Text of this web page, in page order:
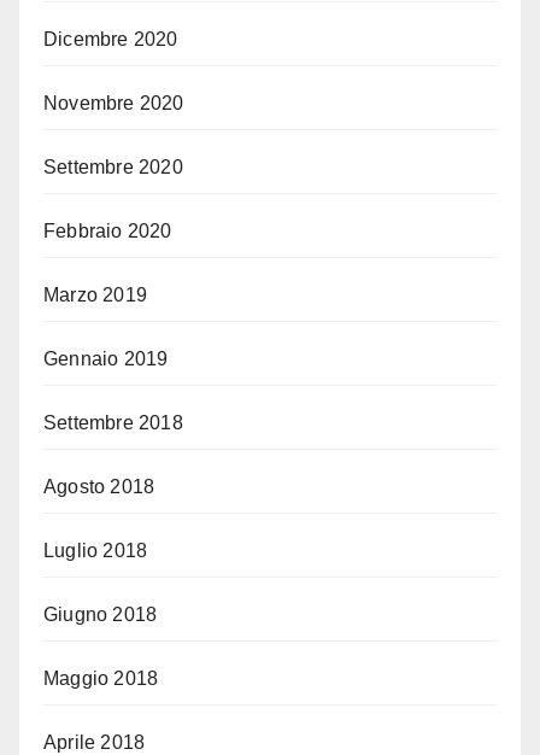
Dicembre 2020
Novembre 2020
Settembre 2020
Febbraio 2020
Marzo 2019
Gennaio 2019
Settembre 2018
Agosto 2018
Luglio 2018
Giugno 2018
Maggio 2018
Aprile 2018